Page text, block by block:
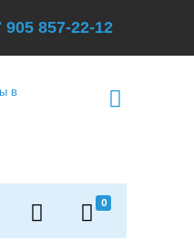
905 857-22-12
0